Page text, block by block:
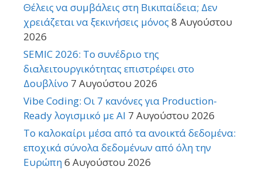
Θέλεις να συμβάλεις στη Βικιπαίδεια; Δεν
χρειάζεται να ξεκινήσεις μόνος 8 Αυγούστου
2026
SEMIC 2026: Το συνέδριο της
διαλειτουργικότητας επιστρέφει στο
Δουβλίνο 7 Αυγούστου 2026
Vibe Coding: Οι 7 κανόνες για Production-
Ready λογισμικό με AI 7 Αυγούστου 2026
Το καλοκαίρι μέσα από τα ανοικτά δεδομένα:
εποχικά σύνολα δεδομένων από όλη την
Ευρώπη6 Αυγούστου 2026